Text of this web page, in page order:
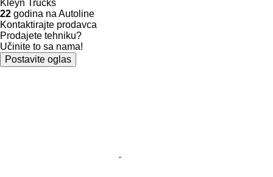
Kleyn Trucks
22 godina na Autoline
Kontaktirajte prodavca
Prodajete tehniku?
Učinite to sa nama!
Postavite oglas